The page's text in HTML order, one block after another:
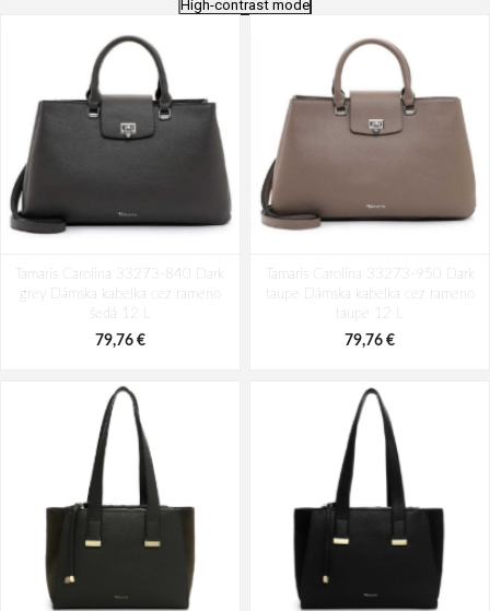
High-contrast mode
Tamaris Carolina 33273-840 Dark
grey Dámska kabelka cez rameno
šedá 12 L
79,76 €
Tamaris Carolina 33273-950 Dark
taupe Dámska kabelka cez rameno
taupe 12 L
79,76 €